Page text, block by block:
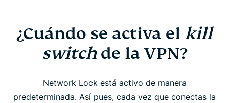
¿Cuándo se activa el kill
switchde la VPN?
Network Lock está activo de manera
predeterminada. Así pues, cada vez que conectas la